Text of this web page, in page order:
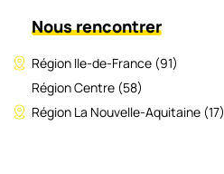
Nous rencontrer
Région Ile-de-France (91)
Région Centre (58)
Région La Nouvelle-Aquitaine (17)